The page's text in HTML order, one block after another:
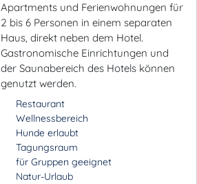
Apartments und Ferienwohnungen für
2 bis 6 Personen in einem separaten
Haus, direkt neben dem Hotel.
Gastronomische Einrichtungen und
der Saunabereich des Hotels können
genutzt werden.
Restaurant
Wellnessbereich
Hunde erlaubt
Tagungsraum
für Gruppen geeignet
Natur-Urlaub